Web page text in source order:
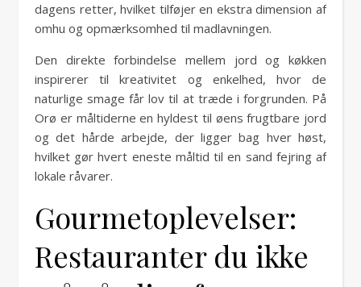
dagens retter, hvilket tilføjer en ekstra dimension af
omhu og opmærksomhed til madlavningen.
Den direkte forbindelse mellem jord og køkken
inspirerer til kreativitet og enkelhed, hvor de
naturlige smage får lov til at træde i forgrunden. På
Orø er måltiderne en hyldest til øens frugtbare jord
og det hårde arbejde, der ligger bag hver høst,
hvilket gør hvert eneste måltid til en sand fejring af
lokale råvarer.
Gourmetoplevelser:
Restauranter du ikke